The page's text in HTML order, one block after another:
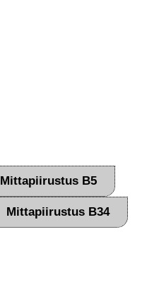
Mittapiirustus B5
Mittapiirustus B34